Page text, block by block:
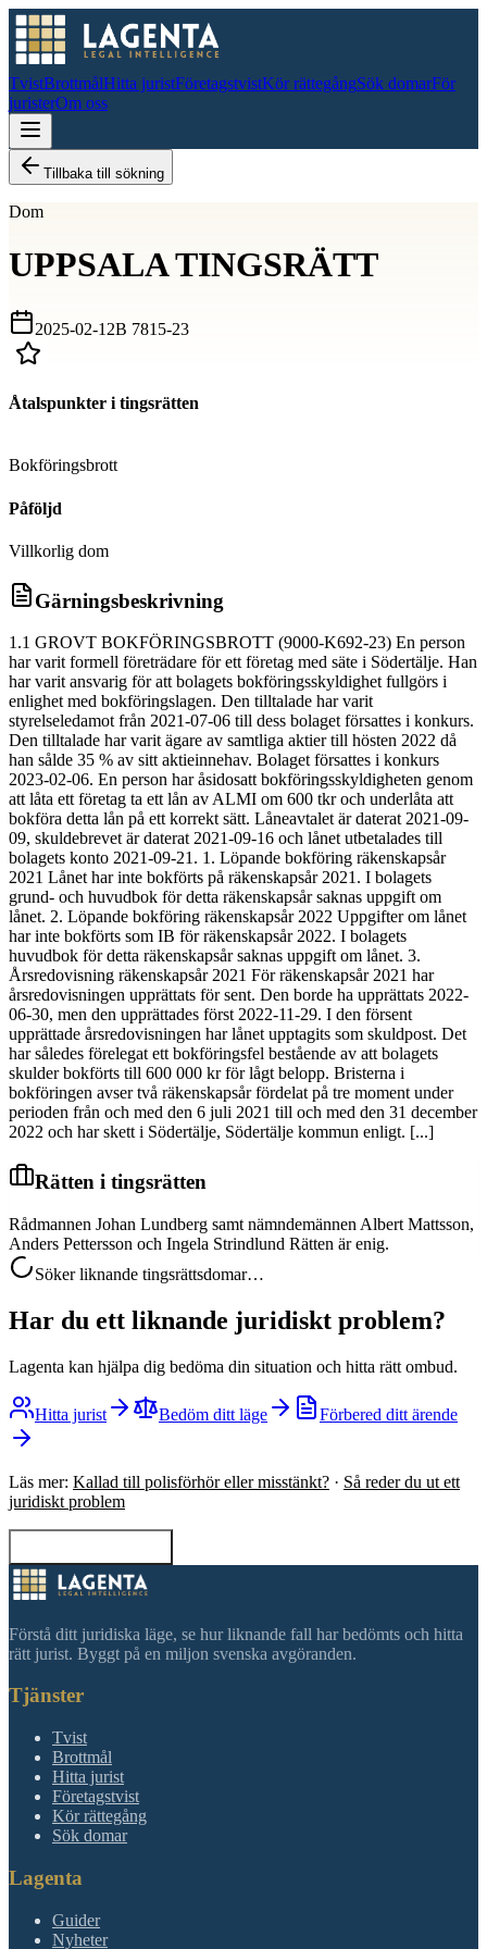
TvistBrottmålHitta juristFöretagstvistKör rättegångSök domarFör
juristerOm oss
Tillbaka till sökning
Dom
UPPSALA TINGSRÄTT
2025-02-12B 7815-23
Åtalspunkter i tingsrätten
Bokföringsbrott
Påföljd
Villkorlig dom
Gärningsbeskrivning
1.1 GROVT BOKFÖRINGSBROTT (9000-K692-23) En person
har varit formell företrädare för ett företag med säte i Södertälje. Han
har varit ansvarig för att bolagets bokföringsskyldighet fullgörs i
enlighet med bokföringslagen. Den tilltalade har varit
styrelseledamot från 2021-07-06 till dess bolaget försattes i konkurs.
Den tilltalade har varit ägare av samtliga aktier till hösten 2022 då
han sålde 35 % av sitt aktieinnehav. Bolaget försattes i konkurs
2023-02-06. En person har åsidosatt bokföringsskyldigheten genom
att låta ett företag ta ett lån av ALMI om 600 tkr och underlåta att
bokföra detta lån på ett korrekt sätt. Låneavtalet är daterat 2021-09-
09, skuldebrevet är daterat 2021-09-16 och lånet utbetalades till
bolagets konto 2021-09-21. 1. Löpande bokföring räkenskapsår
2021 Lånet har inte bokförts på räkenskapsår 2021. I bolagets
grund- och huvudbok för detta räkenskapsår saknas uppgift om
lånet. 2. Löpande bokföring räkenskapsår 2022 Uppgifter om lånet
har inte bokförts som IB för räkenskapsår 2022. I bolagets
huvudbok för detta räkenskapsår saknas uppgift om lånet. 3.
Årsredovisning räkenskapsår 2021 För räkenskapsår 2021 har
årsredovisningen upprättats för sent. Den borde ha upprättats 2022-
06-30, men den upprättades först 2022-11-29. I den försent
upprättade årsredovisningen har lånet upptagits som skuldpost. Det
har således förelegat ett bokföringsfel bestående av att bolagets
skulder bokförts till 600 000 kr för lågt belopp. Bristerna i
bokföringen avser två räkenskapsår fördelat på tre moment under
perioden från och med den 6 juli 2021 till och med den 31 december
2022 och har skett i Södertälje, Södertälje kommun enligt. [...]
Rätten i tingsrätten
Rådmannen Johan Lundberg samt nämndemännen Albert Mattsson,
Anders Pettersson och Ingela Strindlund Rätten är enig.
Söker liknande tingsrättsdomar…
Har du ett liknande juridiskt problem?
Lagenta kan hjälpa dig bedöma din situation och hitta rätt ombud.
Hitta jurist Bedöm ditt läge Förbered ditt ärende
Läs mer: Kallad till polisförhör eller misstänkt? · Så reder du ut ett
juridiskt problem
Förstå ditt juridiska läge, se hur liknande fall har bedömts och hitta
rätt jurist. Byggt på en miljon svenska avgöranden.
Tjänster
Tvist
Brottmål
Hitta jurist
Företagstvist
Kör rättegång
Sök domar
Lagenta
Guider
Nyheter